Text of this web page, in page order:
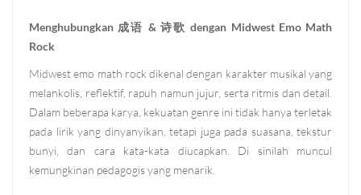
Menghubungkan 成语 & 诗歌 dengan Midwest Emo Math
Rock
Midwest emo math rock dikenal dengan karakter musikal yang
melankolis, reflektif, rapuh namun jujur, serta ritmis dan detail.
Dalam beberapa karya, kekuatan genre ini tidak hanya terletak
pada lirik yang dinyanyikan, tetapi juga pada suasana, tekstur
bunyi, dan cara kata-kata diucapkan. Di sinilah muncul
kemungkinan pedagogis yang menarik.